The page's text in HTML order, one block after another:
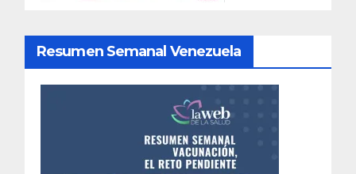
Resumen Semanal Venezuela